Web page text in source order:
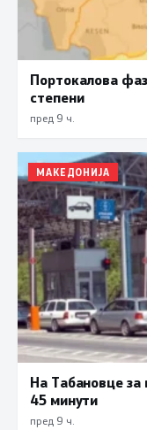
Портокалова
степени
пред 9 ч.
МАКЕДОНИЈА
На Табановце за
45 минути
пред 9 ч.